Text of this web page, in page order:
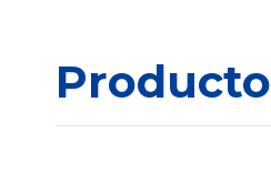
Producto